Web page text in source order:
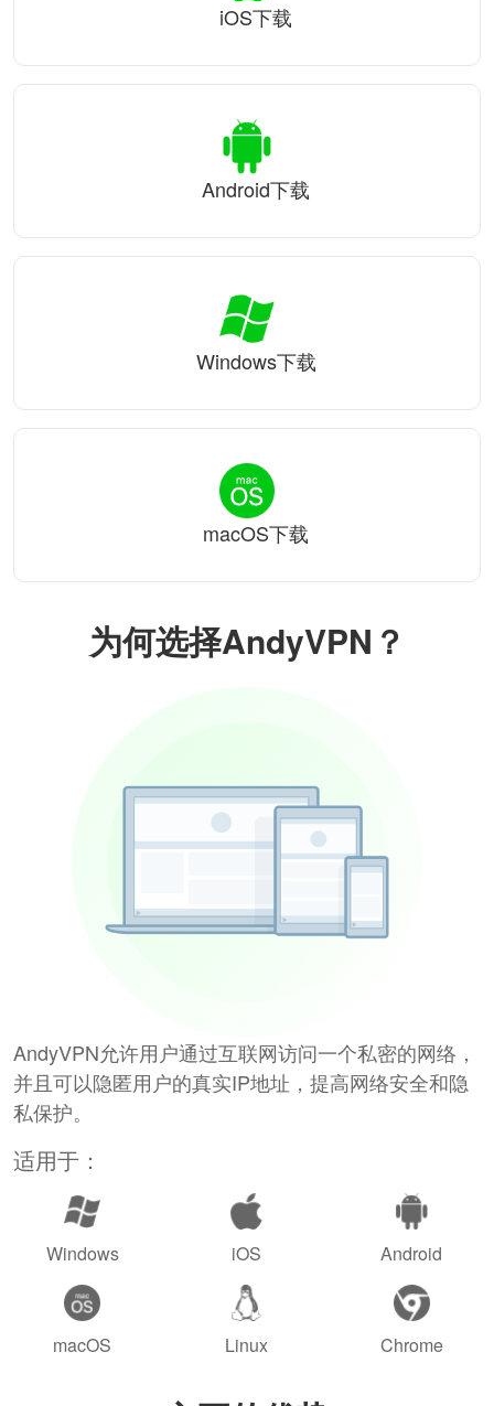
为何选择AndyVPN？
AndyVPN允许用户通过互联网访问一个私密的网络，
并且可以隐匿用户的真实IP地址，提高网络安全和隐
私保护。
适用于：
Windows iOS Android
macOS Linux Chrome
iOS下载
Android下载
Windows下载
macOS下载